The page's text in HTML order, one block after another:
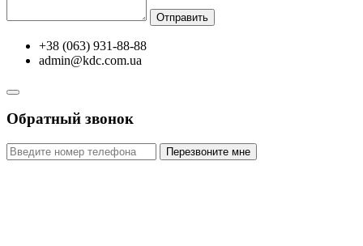
Отправить
+38 (063) 931-88-88
admin@kdc.com.ua
Обратный звонок
Перезвоните мне